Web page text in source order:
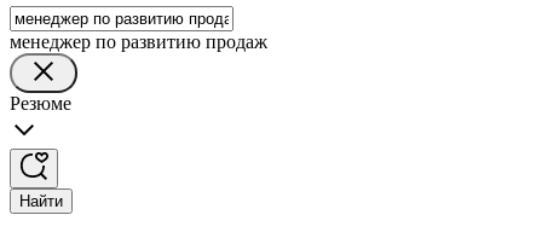
менеджер по развитию продаж
Резюме
Найти